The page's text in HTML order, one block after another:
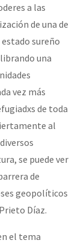
a las
de una de
sureño
una
vez más
de toda
al
se puede ver
de
geopolíticos
Díaz.
el tema